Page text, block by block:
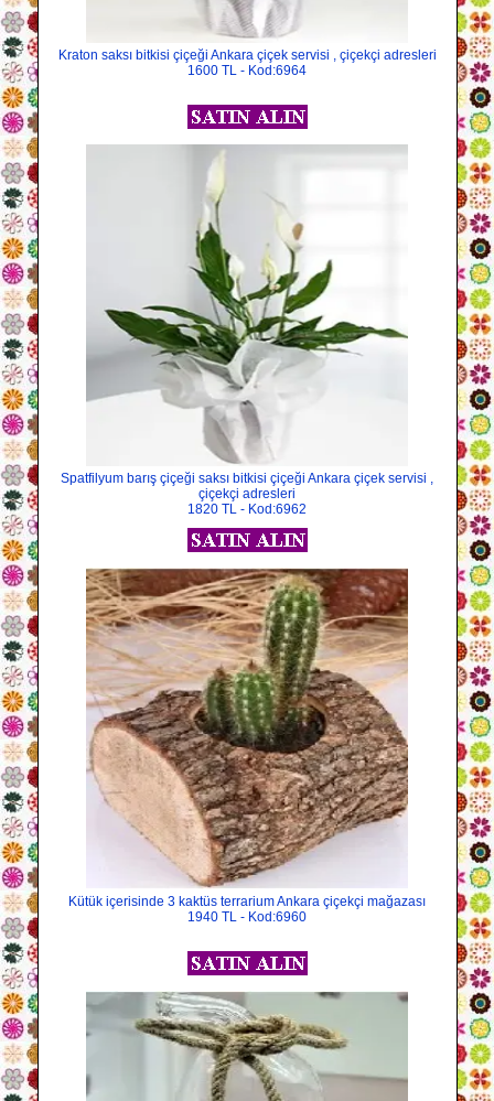
Kraton saksı bitkisi çiçeği Ankara çiçek servisi , çiçekçi adresleri
1600 TL - Kod:6964
Spatfilyum barış çiçeği saksı bitkisi çiçeği Ankara çiçek servisi ,
çiçekçi adresleri
1820 TL - Kod:6962
Kütük içerisinde 3 kaktüs terrarium Ankara çiçekçi mağazası
1940 TL - Kod:6960